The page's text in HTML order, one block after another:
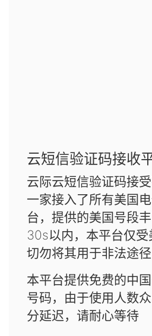
云短信验证码接收
云际云短信验证码接
一家接入了所有美国
台，提供的美国号段
30s以内，本平台仅受
切勿将其用于非法途径
本平台提供免费的中
号码，由于使用人数
分延迟，请耐心等待